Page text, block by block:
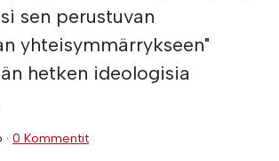
sen perustuvan
yhteisymmärrykseen"
hetken ideologisia
· 0 Kommentit